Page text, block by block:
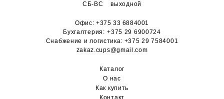
СБ-ВС выходной
Офис:+375 33 6884001
Бухгалтерия: +375 29 6900724
Снабжение и логистика: +375 29 7584001
zakaz.cups@gmail.com
Каталог
О нас
Как купить
Контакт